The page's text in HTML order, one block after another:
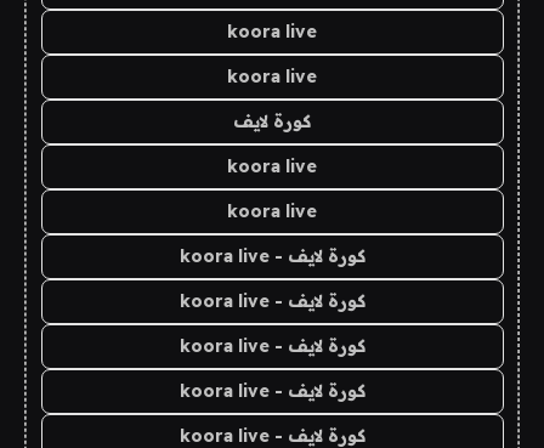
koora live
koora live
كورة لايف
koora live
koora live
كورة لايف - koora live
كورة لايف - koora live
كورة لايف - koora live
كورة لايف - koora live
كورة لايف - koora live